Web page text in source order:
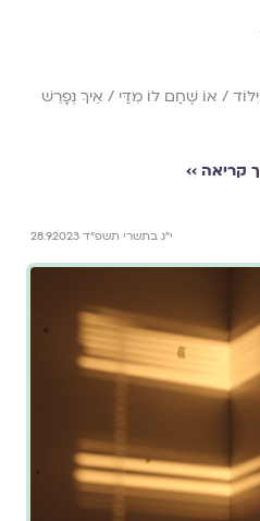
/ אוֹ שֶׁחַם לוֹ מִדַּי / אֵיךְ נְפָרֵשׁ
קריאה ››
י״ג בתשרי תשפ״ד 28.9.2023